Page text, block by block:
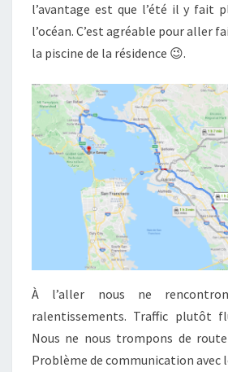
l’avantage est que l’été il y fait
l’océan. C’est agréable pour aller
la piscine de la résidence 😉.
À l’aller nous ne
ralentissements. Traffic plutôt
Nous ne nous trompons de route
Problème de communication avec